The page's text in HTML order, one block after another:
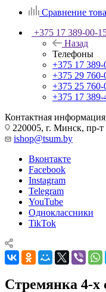
Сравнение
+375 17 389-00-
Назад
Телефоны
+375 17 389-
+375 29 760-
+375 25 760-
+375 17 389-
Контактная информация
220005, г. Минск, пр-
ishop@tsum.by
Вконтакте
Facebook
Instagram
Telegram
YouTube
Одноклассники
TikTok
Стремянка 4-х